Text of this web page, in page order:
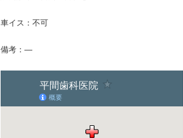
車イス：不可
備考：―